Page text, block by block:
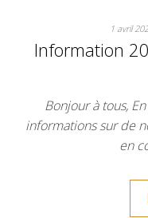
1 avril
Information
Bonjour à tous,
informations sur de
en